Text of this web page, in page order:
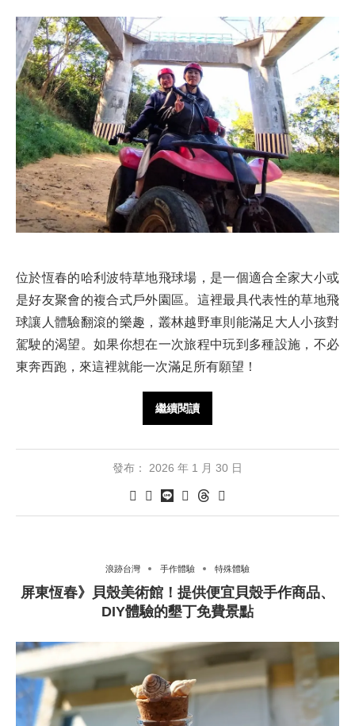
位於恆春的哈利波特草地飛球場，是一個適合全家大小或
是好友聚會的複合式戶外園區。這裡最具代表性的草地飛
球讓人體驗翻滾的樂趣，叢林越野車則能滿足大人小孩對
駕駛的渴望。如果你想在一次旅程中玩到多種設施，不必
東奔西跑，來這裡就能一次滿足所有願望！
繼續閱讀
發布： 2026 年 1 月 30 日
浪跡台灣 手作體驗 特殊體驗
屏東恆春》貝殼美術館！提供便宜貝殼手作商品、
DIY體驗的墾丁免費景點